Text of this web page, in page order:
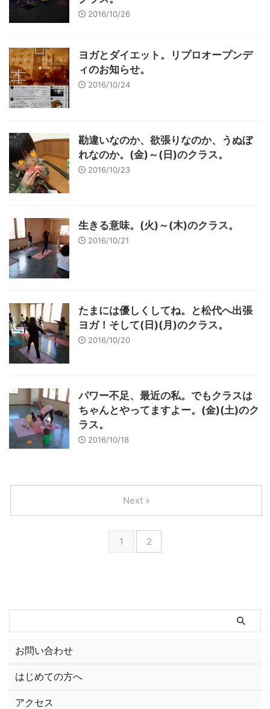
2016/10/26
ヨガとダイエット。リプロオープンデ
ィのお知らせ。
2016/10/24
勘違いなのか、欲張りなのか、うぬぼ
れなのか。(金)～(日)のクラス。
2016/10/23
生きる意味。(火)～(木)のクラス。
2016/10/21
たまには優しくしてね。と松代へ出張
ヨガ！そして(日)(月)のクラス。
2016/10/20
パワー不足、最近の私。でもクラスは
ちゃんとやってますよー。(金)(土)のク
ラス。
2016/10/18
1 2
Next »
お問い合わせ
はじめての方へ
アクセス